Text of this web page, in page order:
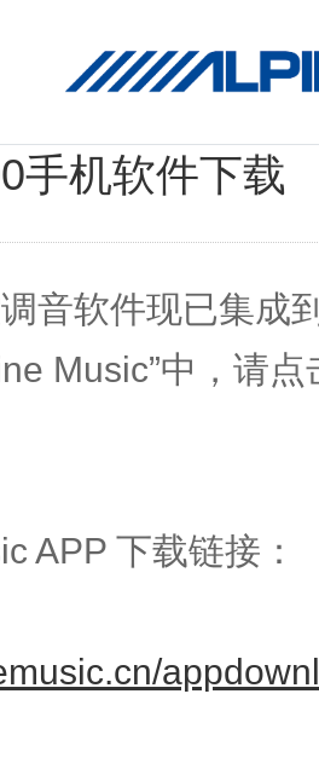
手机软件下载
音软件现已集成
Music”中，请
APP 下载链接：